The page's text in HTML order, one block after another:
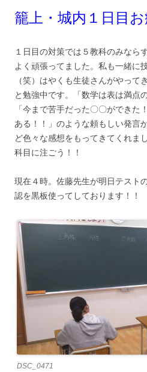
籠上・城内１日目お
１日目の対策では５教科のみなら
よく頑張ってました。私も一緒に
（笑）はやくも生徒さんがやって
と勉強中です。「数学は表は満点
「今まで苦手だった〇〇ができた
ある！！」のような頼もしい発言
ど色々な感想をもってきてくれま
科目に注ごう！！
現在４時。佐藤先生が明日テスト
認を黒板使ってしております！！
DSC_0471